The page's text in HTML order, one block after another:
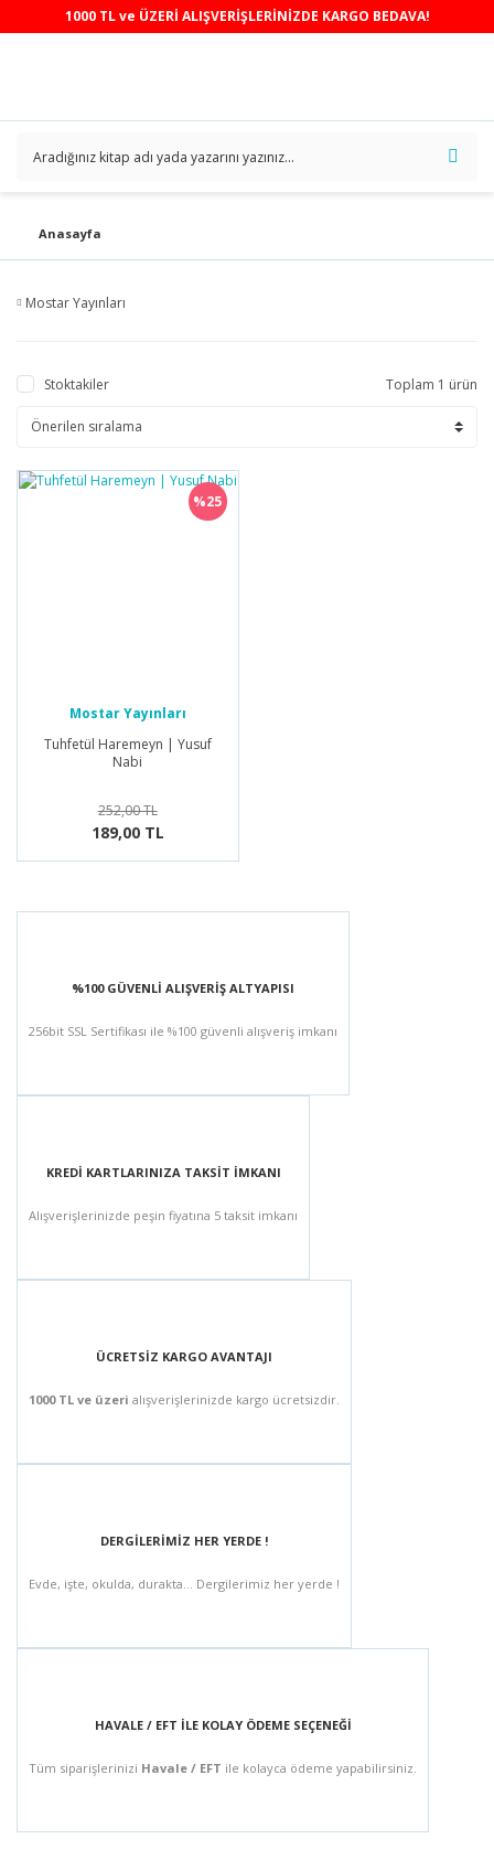
1000 TL ve ÜZERİ ALIŞVERİŞLERİNİZDE KARGO BEDAVA!
Anasayfa
Mostar Yayınları
Stoktakiler Toplam 1 ürün
%25
Mostar Yayınları
Tuhfetül Haremeyn | Yusuf
Nabi
252,00 TL
189,00 TL
%100 GÜVENLİ ALIŞVERİŞ ALTYAPISI
256bit SSL Sertifikası ile %100 güvenli alışveriş imkanı
KREDİ KARTLARINIZA TAKSİT İMKANI
Alışverişlerinizde peşin fiyatına 5 taksit imkanı
ÜCRETSİZ KARGO AVANTAJI
1000 TL ve üzeri alışverişlerinizde kargo ücretsizdir.
DERGİLERİMİZ HER YERDE !
Evde, işte, okulda, durakta... Dergilerimiz her yerde !
HAVALE / EFT İLE KOLAY ÖDEME SEÇENEĞİ
Tüm siparişlerinizi Havale / EFT ile kolayca ödeme yapabilirsiniz.